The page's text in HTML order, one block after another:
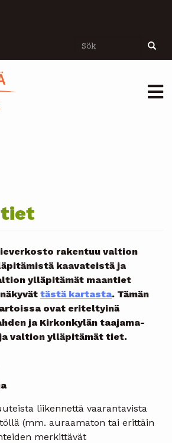
Sök Sök
tiet
rakentuu valtion
kaavateistä ja
ylläpitämät maantiet
tästä kartasta. Tämän
ovat eriteltyinä
ja Kirkonkylän taajama-
valtion ylläpitämät tiet.
liikennettä vaarantavista
(mm. auraamaton tai erittäin
merkittävät